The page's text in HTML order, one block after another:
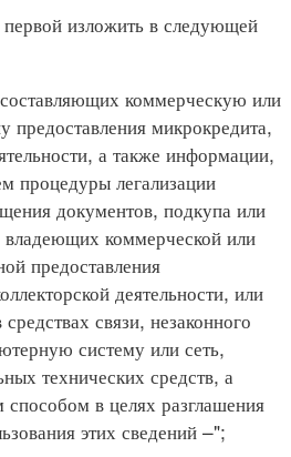
изложить в следующей
коммерческую или
предоставления микрокредита,
а также информации,
процедуры легализации
документов, подкупа или
коммерческой или
предоставления
деятельности, или
связи, незаконного
систему или сеть,
технических средств, а
в целях разглашения
этих сведений –";